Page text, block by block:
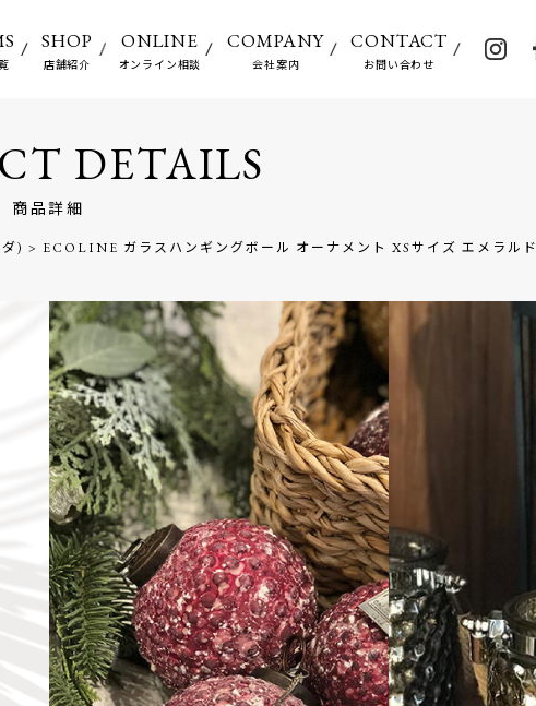
SHOP
店舗紹介
ONLINE
オンライン相談
COMPANY
会社案内
CONTACT
お問い合わせ
DETAILS
商品詳細
) > ECOLINE ガラスハンギングボール オーナメント XSサイズ エメラルド